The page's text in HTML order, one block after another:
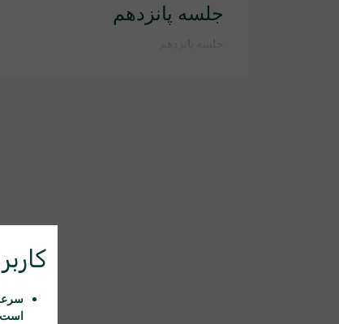
جلسه پانزدهم
جلسه پانزدهم